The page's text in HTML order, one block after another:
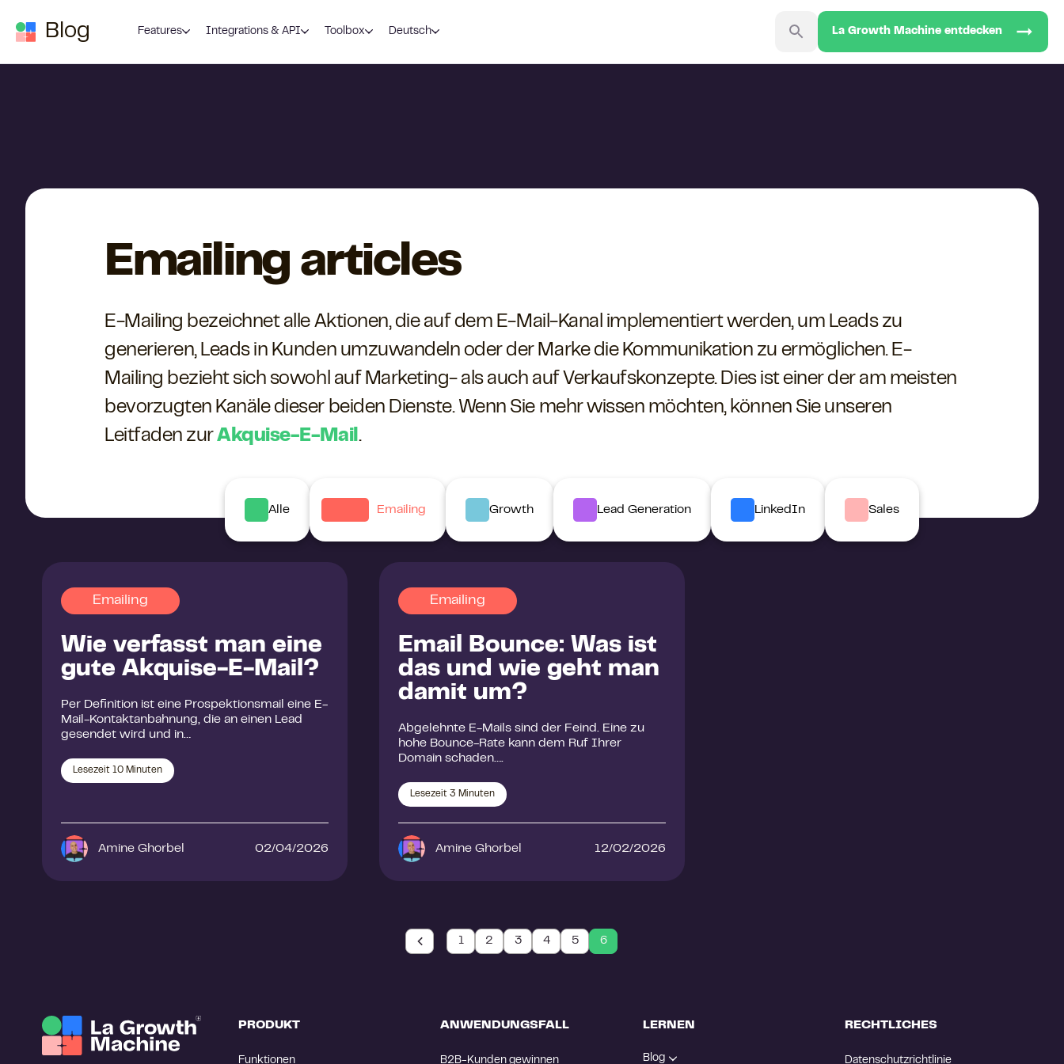
Blog Features Integrations & API Toolbox Deutsch La Growth Machine entdecken
Emailing articles
E-Mailing bezeichnet alle Aktionen, die auf dem E-Mail-Kanal implementiert werden, um Leads zu
generieren, Leads in Kunden umzuwandeln oder der Marke die Kommunikation zu ermöglichen. E-
Mailing bezieht sich sowohl auf Marketing- als auch auf Verkaufskonzepte. Dies ist einer der am meisten
bevorzugten Kanäle dieser beiden Dienste. Wenn Sie mehr wissen möchten, können Sie unseren
Leitfaden zurAkquise-E-Mail .
Alle Emailing Growth Lead Generation LinkedIn Sales
Emailing
Wie verfasst man eine
gute Akquise-E-Mail?
Per Definition ist eine Prospektionsmail eine E-
Mail-Kontaktanbahnung, die an einen Lead
gesendet wird und in…
Lesezeit 10 Minuten
Amine Ghorbel 02/04/2026
Emailing
Email Bounce: Was ist
das und wie geht man
damit um?
Abgelehnte E-Mails sind der Feind. Eine zu
hohe Bounce-Rate kann dem Ruf Ihrer
Domain schaden….
Lesezeit 3 Minuten
Amine Ghorbel 12/02/2026
1 2 3 4 5 6
PRODUKT
Funktionen
ANWENDUNGSFALL
B2B-Kunden gewinnen
LERNEN
Blog
RECHTLICHES
Datenschutzrichtlinie